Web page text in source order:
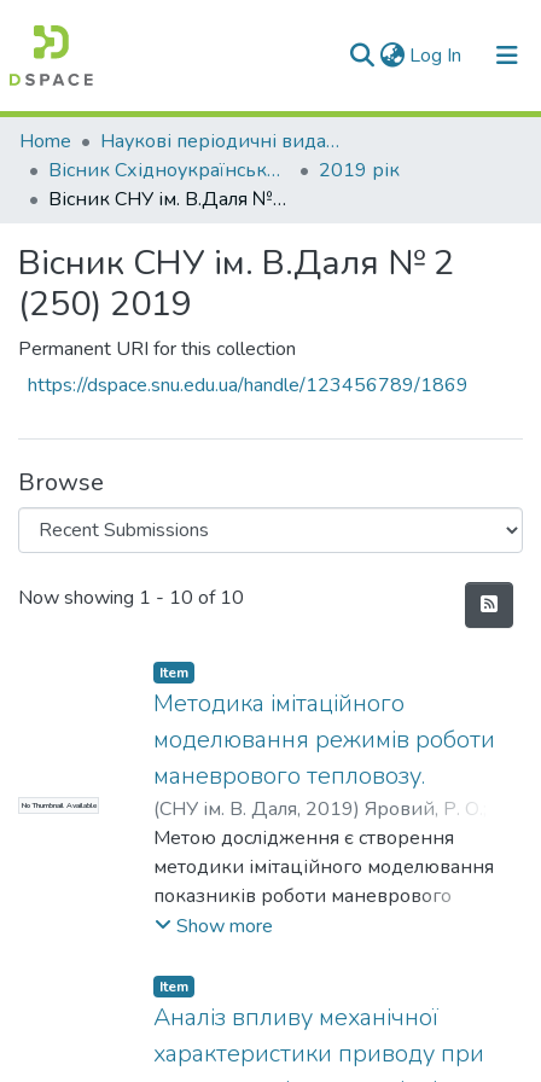
Log In (current)
Communities & Collections
All of DSpace
Home
Наукові періодичні видання СНУ ім. В. Даля
Вісник Східноукраїнського національного університету імені В. Даля
2019 рік
Вісник СНУ ім. В.Даля № 2 (250) 2019
Вісник СНУ ім. В.Даля № 2
(250) 2019
Permanent URI for this collection
https://dspace.snu.edu.ua/handle/123456789/1869
Browse
Recent Submissions
Now showing 1 - 10 of 10
No Thumbnail Available
Item
Методика імітаційного
моделювання режимів роботи
маневрового тепловозу.
(СНУ ім. В. Даля, 2019) Яровий, Р. О.
Чернецька-Білецька, Н. Б.
Метою дослідження є створення
методики імітаційного моделювання
показників роботи маневрового
тепловозу при роботі на сортувальній
визначення техніко-економічних
показників маневрової роботи на
методику та створена імітаційна
Show more
Item
Аналіз впливу механічної
характеристики приводу при